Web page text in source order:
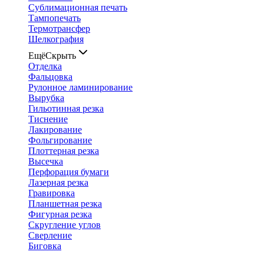
Сублимационная печать
Тампопечать
Термотрансфер
Шелкография
ЕщёСкрыть
Отделка
Фальцовка
Рулонное ламинирование
Вырубка
Гильотинная резка
Тиснение
Лакирование
Фольгирование
Плоттерная резка
Высечка
Перфорация бумаги
Лазерная резка
Гравировка
Планшетная резка
Фигурная резка
Скругление углов
Сверление
Биговка